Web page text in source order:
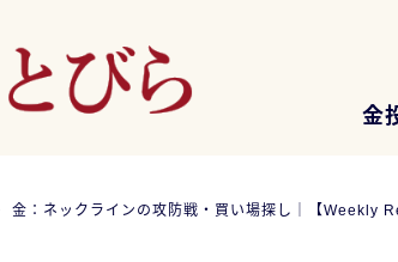
金
金：ネックラインの攻防戦・買い場探し｜【Weekly